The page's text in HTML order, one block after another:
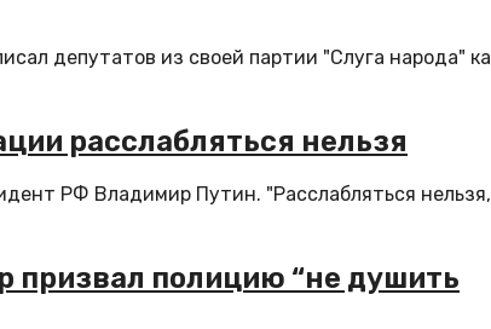
депутатов из своей партии "Слуга народа"
расслабляться нельзя
РФ Владимир Путин. "Расслабляться
призвал полицию “не душить